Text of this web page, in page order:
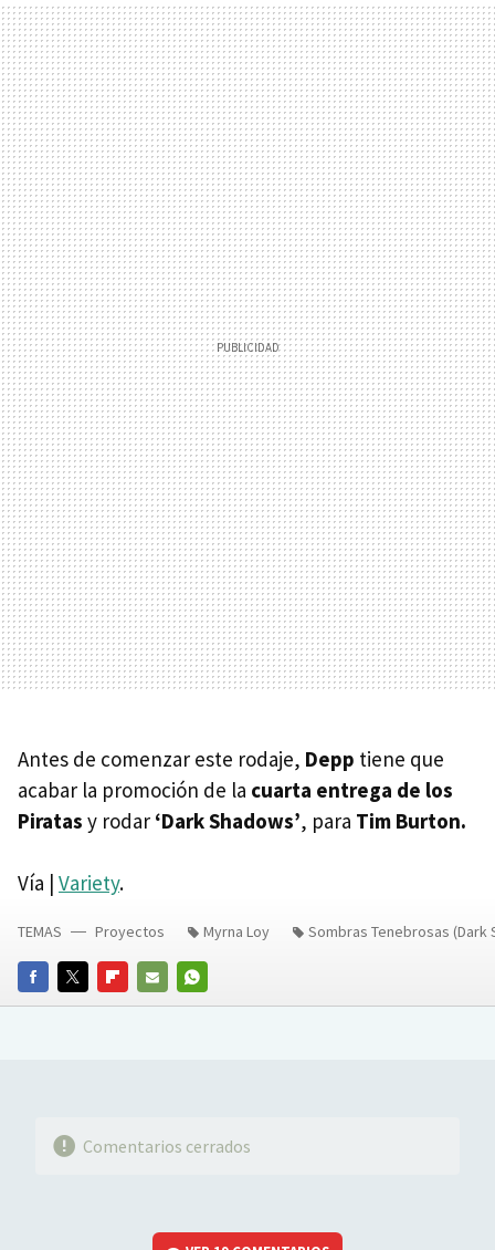
Antes de comenzar este rodaje, Depp tiene que
acabar la promoción de la cuarta entrega de los
Piratas y rodar ‘Dark Shadows’, para Tim Burton.
Vía | Variety.
FACEBOOKTWITTERFLIPBOARD
E-
WHATSAPP
TEMAS Proyectos Myrna Loy Sombras Tenebrosas (Dark
Comentarios cerrados